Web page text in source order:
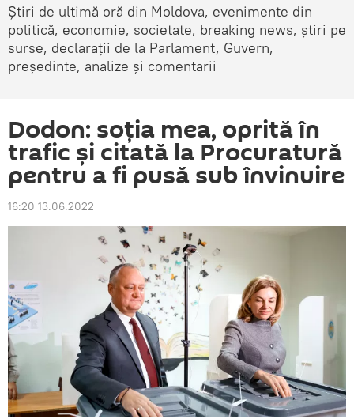
Știri de ultimă oră din Moldova, evenimente din
politică, economie, societate, breaking news, știri pe
surse, declarații de la Parlament, Guvern,
președinte, analize și comentarii
Dodon: soția mea, oprită în
trafic și citată la Procuratură
pentru a fi pusă sub învinuire
16:20 13.06.2022